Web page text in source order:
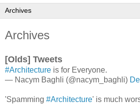
Archives
[Olds] Tweets
#Architecture is for Everyone.
— Nacym Baghli (@nacym_baghli)
'Spamming #Architecture' is much